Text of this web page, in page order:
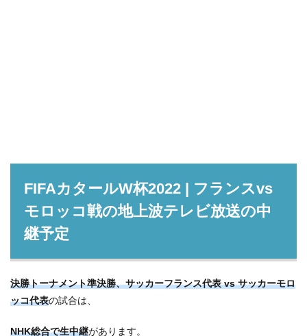
FIFAカタールW杯2022 | フランスvs
モロッコ戦の地上波テレビ放送の中
継予定
決勝トーナメント準決勝、サッカーフランス代表 vs サッカーモロ
ッコ代表の試合は、
NHK総合で生中継があります。